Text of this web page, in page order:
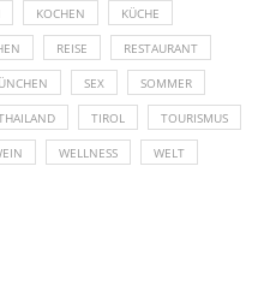
KOCHEN KÜCHE
REISE RESTAURANT
SEX SOMMER
TIROL TOURISMUS
WELLNESS WELT